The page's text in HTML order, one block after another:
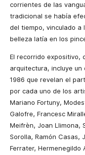
corrientes de las
tradicional se había
del tiempo, vinculado a
belleza latía en los
El recorrido expositivo,
arquitectura, incluye
1986 que revelan el
por cada uno de los
Mariano Fortuny,
Galofre, Francesc
Meifrèn, Joan Llimona,
Sorolla, Ramón Casas,
Ferrater, Hermenegildo